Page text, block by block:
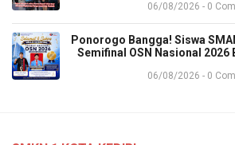
06/08/2026 - 0
Ponorogo Bangga! Siswa
Semifinal OSN Nasional
06/08/2026 - 0